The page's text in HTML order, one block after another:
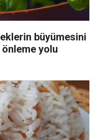
büyümesini
yolu